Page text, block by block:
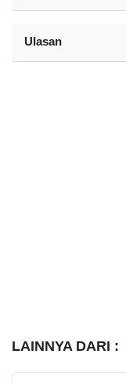
Ulasan
LAINNYA DARI :